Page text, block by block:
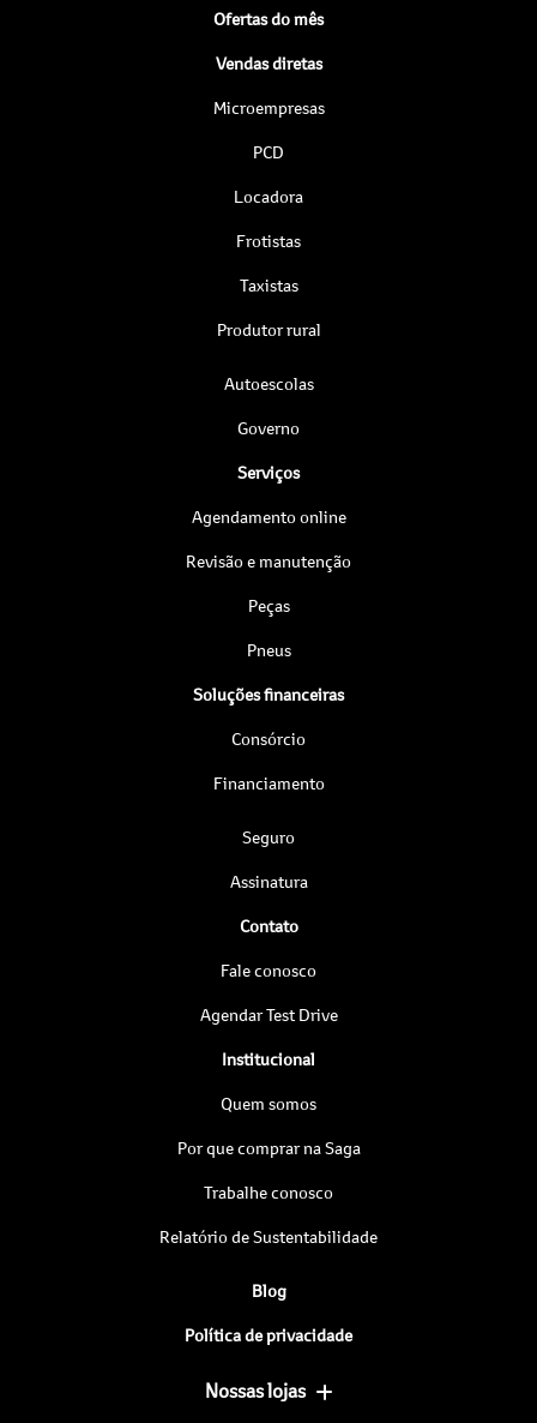
Ofertas do mês
Vendas diretas
Microempresas
PCD
Locadora
Frotistas
Taxistas
Produtor rural
Autoescolas
Governo
Serviços
Agendamento online
Revisão e manutenção
Peças
Pneus
Soluções financeiras
Consórcio
Financiamento
Seguro
Assinatura
Contato
Fale conosco
Agendar Test Drive
Institucional
Quem somos
Por que comprar na Saga
Trabalhe conosco
Relatório de Sustentabilidade
Blog
Política de privacidade
Nossas lojas